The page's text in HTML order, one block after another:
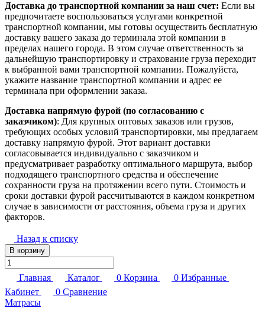
Доставка до транспортной компании за наш счет: Если вы
предпочитаете воспользоваться услугами конкретной
транспортной компании, мы готовы осуществить бесплатную
доставку вашего заказа до терминала этой компании в
пределах нашего города. В этом случае ответственность за
дальнейшую транспортировку и страхование груза переходит
к выбранной вами транспортной компании. Пожалуйста,
укажите название транспортной компании и адрес ее
терминала при оформлении заказа.
Доставка напрямую фурой (по согласованию с
заказчиком): Для крупных оптовых заказов или грузов,
требующих особых условий транспортировки, мы предлагаем
доставку напрямую фурой. Этот вариант доставки
согласовывается индивидуально с заказчиком и
предусматривает разработку оптимального маршрута, выбор
подходящего транспортного средства и обеспечение
сохранности груза на протяжении всего пути. Стоимость и
сроки доставки фурой рассчитываются в каждом конкретном
случае в зависимости от расстояния, объема груза и других
факторов.
Назад к списку
В корзину
Главная Каталог 0 Корзина 0 Избранные
Кабинет
0 Сравнение
Матрасы